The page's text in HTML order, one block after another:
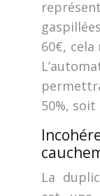
60€,
50%, soit
La